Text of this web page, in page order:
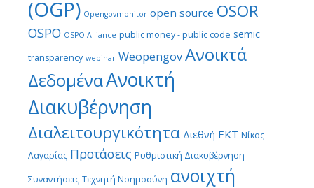
(OGP) Opengovmonitor open source OSOR
OSPO OSPO Alliance public money - public code semic
transparency webinar WeopengovΑνοικτά
ΔεδομέναΑνοικτή
Διακυβέρνηση
Διαλειτουργικότητα Διεθνή ΕΚΤ Νίκος
Λαγαρίας Προτάσεις Ρυθμιστική Διακυβέρνηση
Συναντήσεις Τεχνητή Νοημοσύνη ανοιχτή